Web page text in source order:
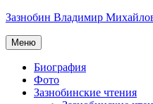
Перейти
содержимому
Зазнобин Владимир
Меню
Биография
Фото
Зазнобинские чтения